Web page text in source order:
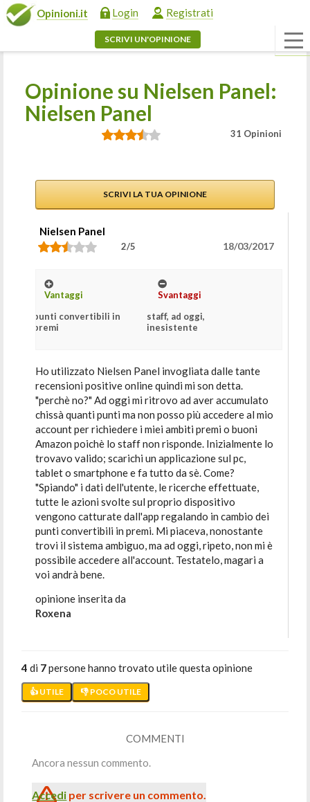
Opinioni.it Login Registrati
SCRIVI UN'OPINIONE
Opinione su Nielsen Panel:
Nielsen Panel
31 Opinioni
SCRIVI LA TUA OPINIONE
Nielsen Panel
2/5 18/03/2017
Vantaggi
punti convertibili in
premi
Svantaggi
staff, ad oggi,
inesistente
Ho utilizzato Nielsen Panel invogliata dalle tante
recensioni positive online quindi mi son detta.
"perchè no?" Ad oggi mi ritrovo ad aver accumulato
chissà quanti punti ma non posso più accedere al mio
account per richiedere i miei ambiti premi o buoni
Amazon poichè lo staff non risponde. Inizialmente lo
trovavo valido; scarichi un applicazione sul pc,
tablet o smartphone e fa tutto da sè. Come?
"Spiando" i dati dell'utente, le ricerche effettuate,
tutte le azioni svolte sul proprio dispositivo
vengono catturate dall'app regalando in cambio dei
punti convertibili in premi. Mi piaceva, nonostante
trovi il sistema ambiguo, ma ad oggi, ripeto, non mi è
possibile accedere all'account. Testatelo, magari a
voi andrà bene.
opinione inserita da
Roxena
4 di 7persone hanno trovato utile questa opinione
👍 UTILE 👎 POCO UTILE
COMMENTI
Ancora nessun commento.
Accedi per scrivere un commento.